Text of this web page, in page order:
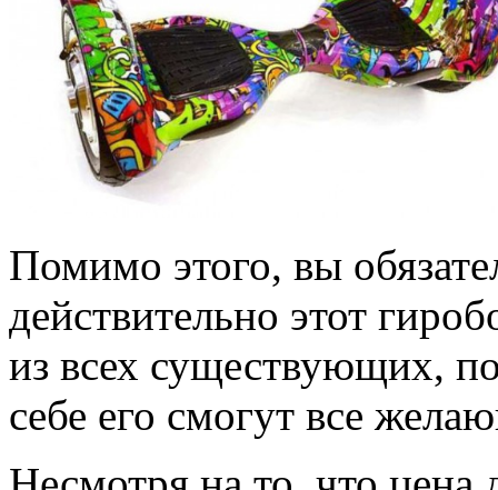
Помимо этого, вы
действительно этот
из всех существующих,
себе его смогут все